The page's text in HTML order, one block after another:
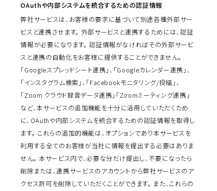
OAuthや内部システムを統合するための認証情報
弊社サービスは、お客様の要求に基づいて別途各種外部サー
ビスと連携させます。 外部サービスと連携するためには、認証
情報が必要になります。 認証情報がなければその外部サービ
スと連携の自動化をお客様に提供することができません。
「Googleスプレッドシート連携」、「Googleカレンダー連携」、
「インスタグラム検索」、「Facebookモニタリング/投稿」、
「Zoom クラウド録音データ連携」「Zoomミーティング連携」
など、本サービスの追加機能を十分に活用していただくため
に、OAuthや内部システムを統合するための認証情報を取得し
ます。 これらの追加的機能は、オプションであり本サービスを
利用する全てのお客様が当社に情報を提出する必要はありま
せん。 本サービス内で、必要な分だけ提出し、不要になったら
削除または、連携サービスのアカウントから弊社サービスのア
クセス許可を削除していただくことができます。 また、これらの